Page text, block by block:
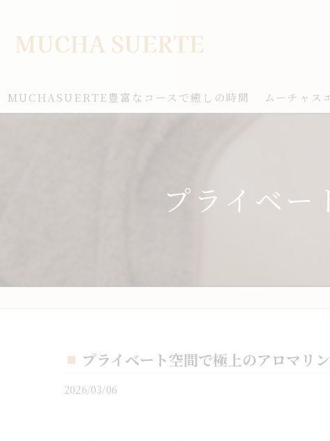
MUCHASUERTE豊富なコースで癒しの時間 ムーチャス
プライベー
プライベート空間で極上のアロマリ
2026/03/06